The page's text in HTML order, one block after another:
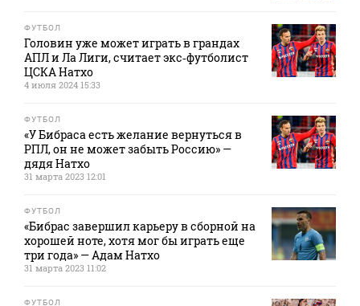
ФУТБОЛ
Головин уже может играть в грандах
АПЛ и Ла Лиги, считает экс‑футболист
ЦСКА Натхо
4 июля 2024 15:33
ФУТБОЛ
«У Бибраса есть желание вернуться в
РПЛ, он не может забыть Россию» —
дядя Натхо
31 марта 2023 12:01
ФУТБОЛ
«Бибрас завершил карьеру в сборной на
хорошей ноте, хотя мог бы играть еще
три года» — Адам Натхо
31 марта 2023 11:02
ФУТБОЛ